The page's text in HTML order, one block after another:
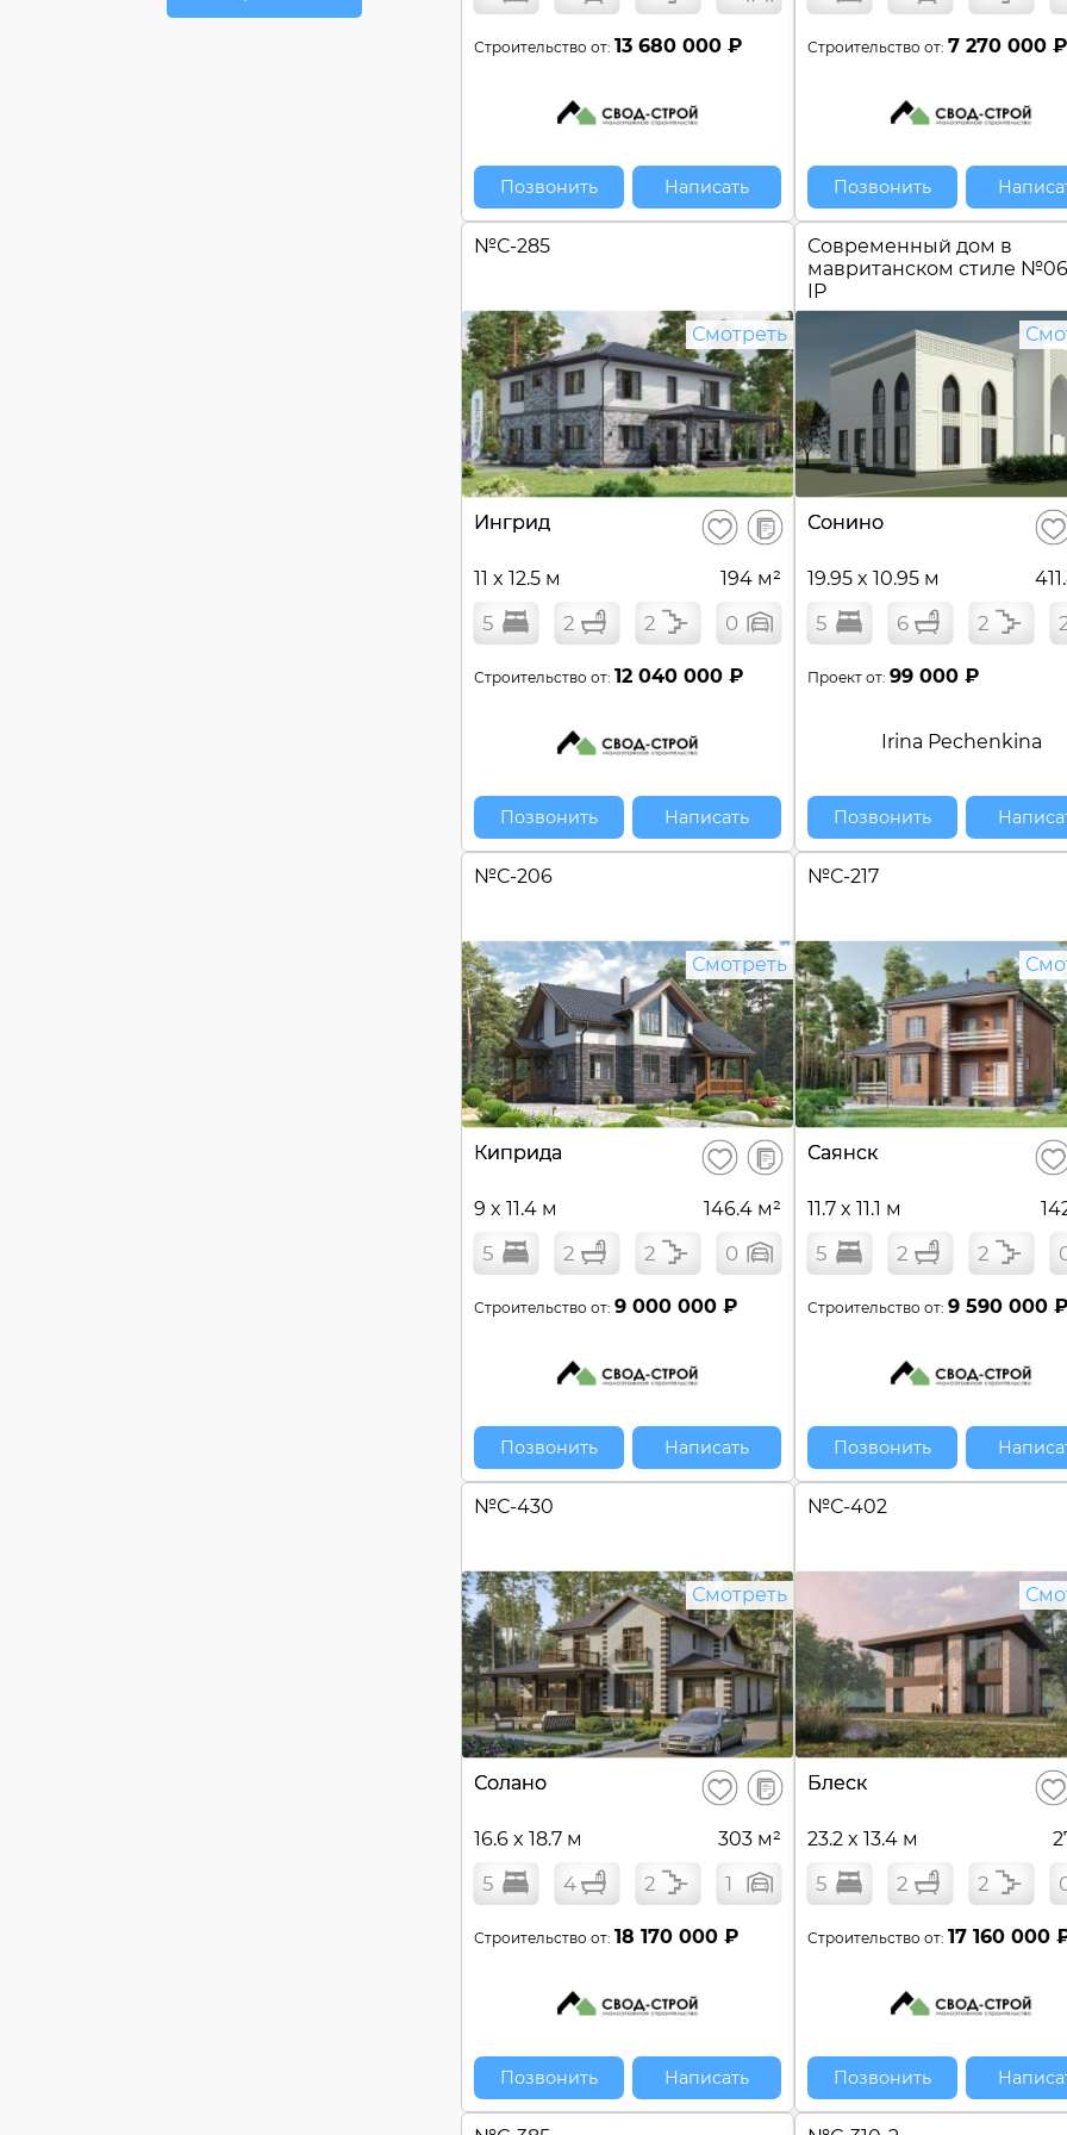
Строительство от: 13 680 000 ₽
Позвонить Написать
Строительство от:7 270 000 ₽
Позвонить
№С-285
Смотреть
Ингрид Сохранить
В
сравнение
11 x 12.5 м 194 м²
5 2 2 0
Строительство от: 12 040 000 ₽
Позвонить Написать
Современный дом в
мавританском стиле №
IP
Сонино
19.95 x 10.95 м
5 6 2
Проект от:99 000 ₽
Irina Pechenkina
Позвонить
№С-206
Смотреть
Киприда Сохранить
В
сравнение
9 x 11.4 м 146.4 м²
5 2 2 0
Строительство от: 9 000 000 ₽
Позвонить Написать
№С-217
Саянск
11.7 x 11.1 м
5 2 2
Строительство от:9 590 000 ₽
Позвонить
№С-430
Смотреть
Солано Сохранить
В
сравнение
16.6 x 18.7 м 303 м²
5 4 2 1
Строительство от: 18 170 000 ₽
Позвонить Написать
№С-402
Блеск
23.2 x 13.4 м
5 2 2
Строительство от:17 160 000
Позвонить